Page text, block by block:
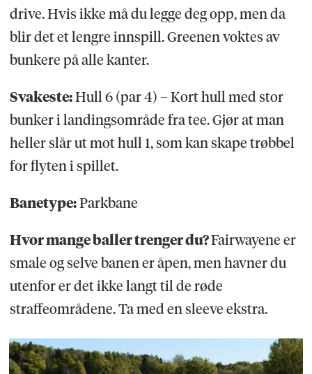
drive. Hvis ikke må du legge deg opp, men da
blir det et lengre innspill. Greenen voktes av
bunkere på alle kanter.
Svakeste:Hull 6 (par 4) – Kort hull med stor
bunker i landingsområde fra tee. Gjør at man
heller slår ut mot hull 1, som kan skape trøbbel
for flyten i spillet.
Banetype:Parkbane
Hvor mange baller trenger du?Fairwayene er
smale og selve banen er åpen, men havner du
utenfor er det ikke langt til de røde
straffeområdene. Ta med en sleeve ekstra.